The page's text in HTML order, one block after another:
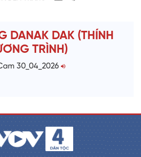
DANAK DAK (THÍNH
TRÌNH)
30_04_2026